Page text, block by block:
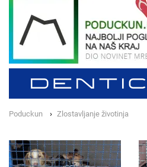
Poduckun Zlostavljanje životinja